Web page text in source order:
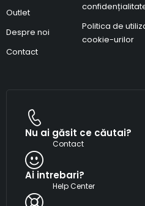
Outlet
Despre noi
Contact
Politica de
cookie-urilor
Nu ai găsit ce căutai?
Contact
Ai intrebari?
Help Center